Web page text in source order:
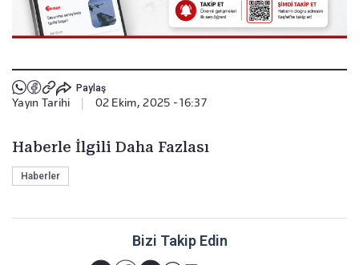
Paylaş
Yayın Tarihi 02 Ekim, 2025 - 16:37
Haberle İlgili Daha Fazlası
Haberler
Bizi Takip Edin